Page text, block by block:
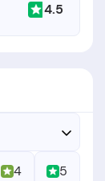
4.5
4 5